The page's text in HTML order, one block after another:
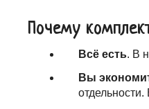
Почему
Всё есть. В
Вы